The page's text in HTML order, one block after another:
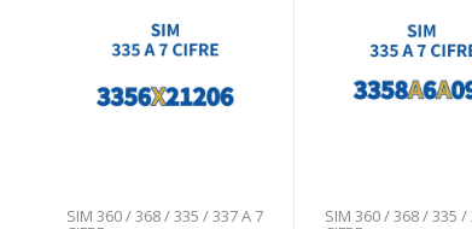
SIM 360 / 368 / 335 / 337 A 7 SIM 360 / 368 / 335 /